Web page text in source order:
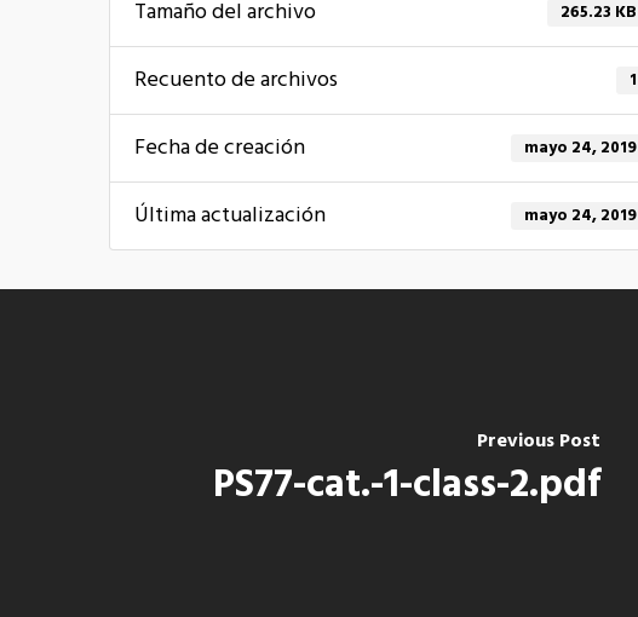
Tamaño del archivo 265.23 KB
Recuento de archivos 1
Fecha de creación mayo 24, 2019
Última actualización mayo 24, 2019
Previous Post
PS77-cat.-1-class-2.pdf